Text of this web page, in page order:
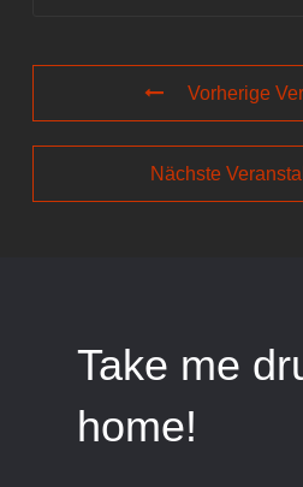
Vorherige
Nächste
Take me
home!